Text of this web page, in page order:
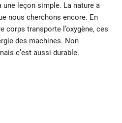
une leçon simple. La nature a
nous cherchons encore. En
corps transporte l’oxygène, ces
des machines. Non
c’est aussi durable.